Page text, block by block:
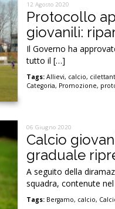
12 Agosto 2020
Protocollo
giovanili:
Il Governo ha
tutto il […]
Tags: Allievi, calcio,
Categoria, Promozione,
06 Giugno 2020
Calcio
graduale
A seguito della
squadra, contenute
Tags: Bergamo, calcio,